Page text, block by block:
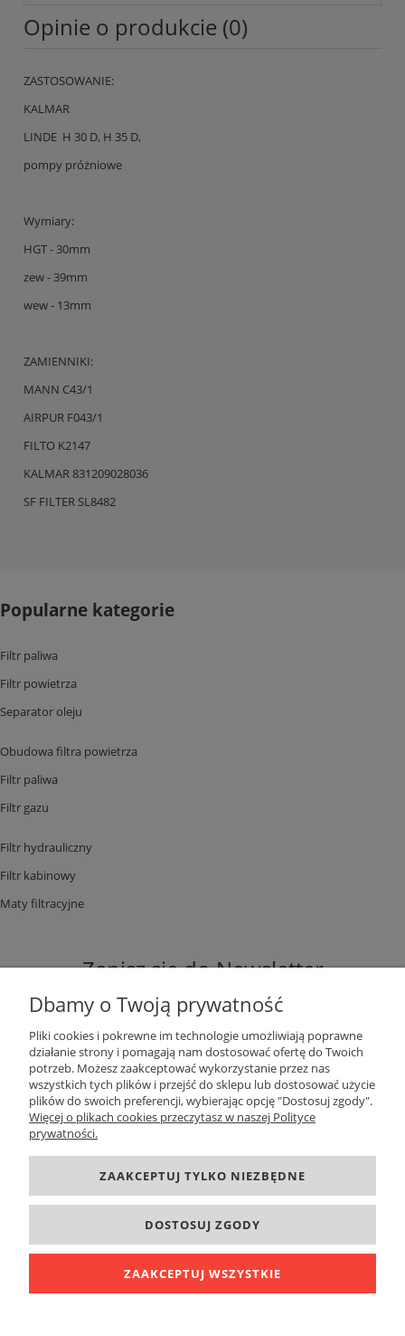
Opinie o produkcie (0)
ZASTOSOWANIE:
KALMAR
LINDE H 30 D, H 35 D,
pompy próżniowe
Wymiary:
HGT - 30mm
zew - 39mm
wew - 13mm
ZAMIENNIKI:
MANN C43/1
AIRPUR F043/1
FILTO K2147
KALMAR 831209028036
SF FILTER SL8482
Popularne kategorie
Filtr paliwa
Filtr powietrza
Separator oleju
Obudowa filtra powietrza
Filtr paliwa
Filtr gazu
Filtr hydrauliczny
Filtr kabinowy
Maty filtracyjne
Zapisz się do Newsletter
ZAPISZ SIĘ
O FIRMIE
Dbamy o Twoją prywatność
Pliki cookies i pokrewne im technologie umożliwiają poprawne
działanie strony i pomagają nam dostosować ofertę do Twoich
potrzeb. Możesz zaakceptować wykorzystanie przez nas
wszystkich tych plików i przejść do sklepu lub dostosować użycie
plików do swoich preferencji, wybierając opcję "Dostosuj zgody".
Więcej o plikach cookies przeczytasz w naszej Polityce
prywatności.
ZAAKCEPTUJ TYLKO NIEZBĘDNE
DOSTOSUJ ZGODY
ZAAKCEPTUJ WSZYSTKIE